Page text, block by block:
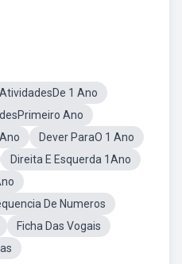
AtividadesDe 1 Ano
Ano
Dever ParaO 1 Ano
Direita E Esquerda 1Ano
De Numeros
Ficha Das Vogais